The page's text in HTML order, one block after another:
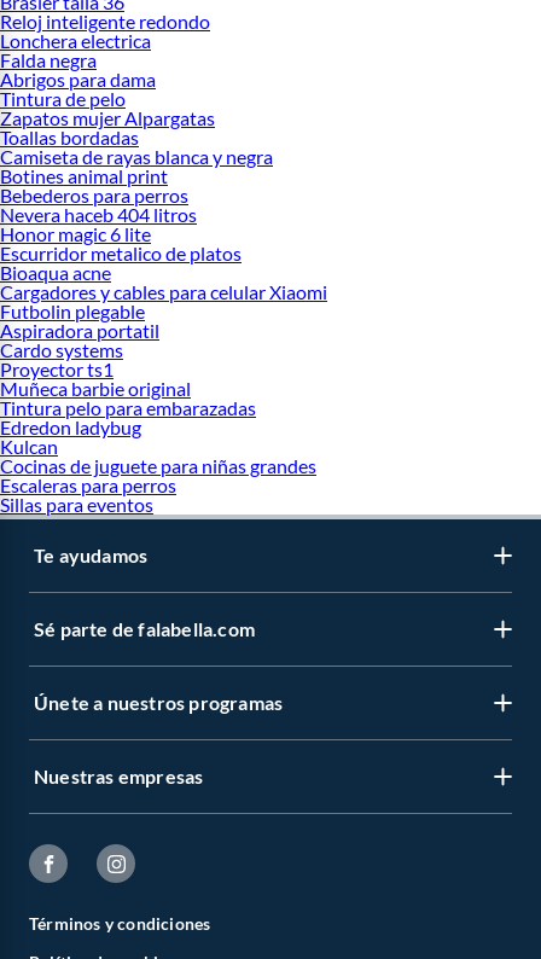
Reloj inteligente redondo
Lonchera electrica
Falda negra
Abrigos para dama
Tintura de pelo
Zapatos mujer Alpargatas
Toallas bordadas
Camiseta de rayas blanca y negra
Botines animal print
Bebederos para perros
Nevera haceb 404 litros
Honor magic 6 lite
Escurridor metalico de platos
Bioaqua acne
Cargadores y cables para celular Xiaomi
Futbolin plegable
Aspiradora portatil
Cardo systems
Proyector ts1
Muñeca barbie original
Tintura pelo para embarazadas
Edredon ladybug
Kulcan
Cocinas de juguete para niñas grandes
Escaleras para perros
Sillas para eventos
Te ayudamos
Sé parte de falabella.com
Únete a nuestros programas
Nuestras empresas
Términos y condiciones